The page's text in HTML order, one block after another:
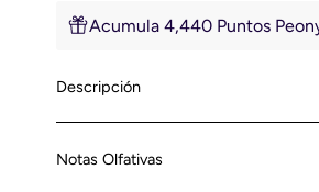
Acumula 4,440 Puntos
Descripción
Notas Olfativas